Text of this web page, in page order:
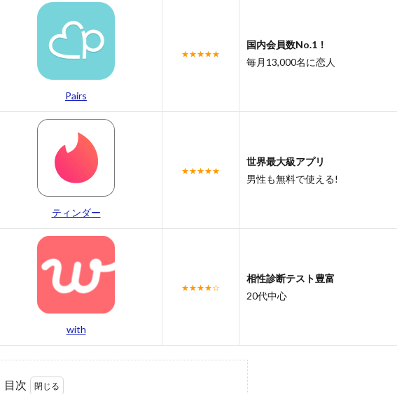
Pairs
★★★★★
国内会員数No.1！
毎月13,000名に恋人
ティンダー
★★★★★
世界最大級アプリ
男性も無料で使える!
with
★★★★☆
相性診断テスト豊富
20代中心
目次